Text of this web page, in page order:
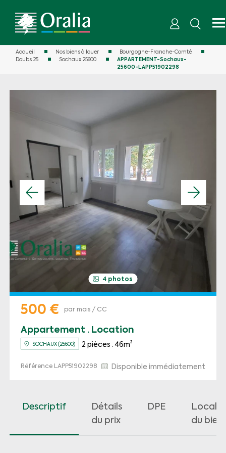
Accueil Nos biens à louer
Bourgogne-Franche-Comté
Doubs 25
Sochaux 25600
APPARTEMENT-Sochaux-
25600-LAPP51902298
4 photos
Appartement · Location
SOCHAUX (25600) 2 pièces · 46m²
500 € par mois / CC
Référence LAPP51902298 Disponible immédiatement
Descriptif
Détails
du prix
DPE
du bien